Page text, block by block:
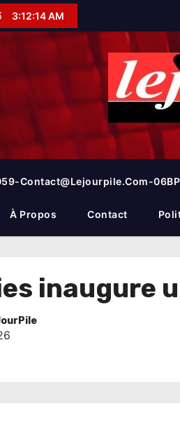
3:12:14 AM
Contact@lejourpile.com-
À Propos Contact
inaugure